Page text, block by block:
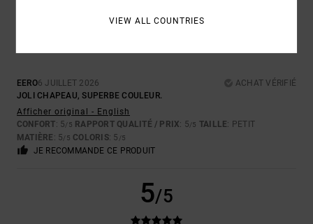
4/5
EERO6 JUILLET 2026
ACHAT VÉRIFIÉ
JOLI CHAPEAU, SUPERBE COULEUR.
Afficher original - English
CONFORT: 5/5 RAPPORT QUALITÉ / PRIX: 5/5 TAILLE: PETIT
MATIÈRE : 5/5 COLORIS: 5 /5
JE RECOMMANDE CE PRODUIT
5/5
VIEW ALL COUNTRIES